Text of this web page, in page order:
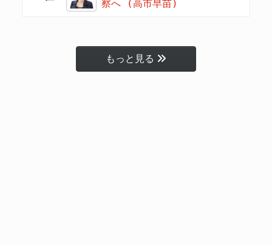
察へ (高市早苗)
もっと見る